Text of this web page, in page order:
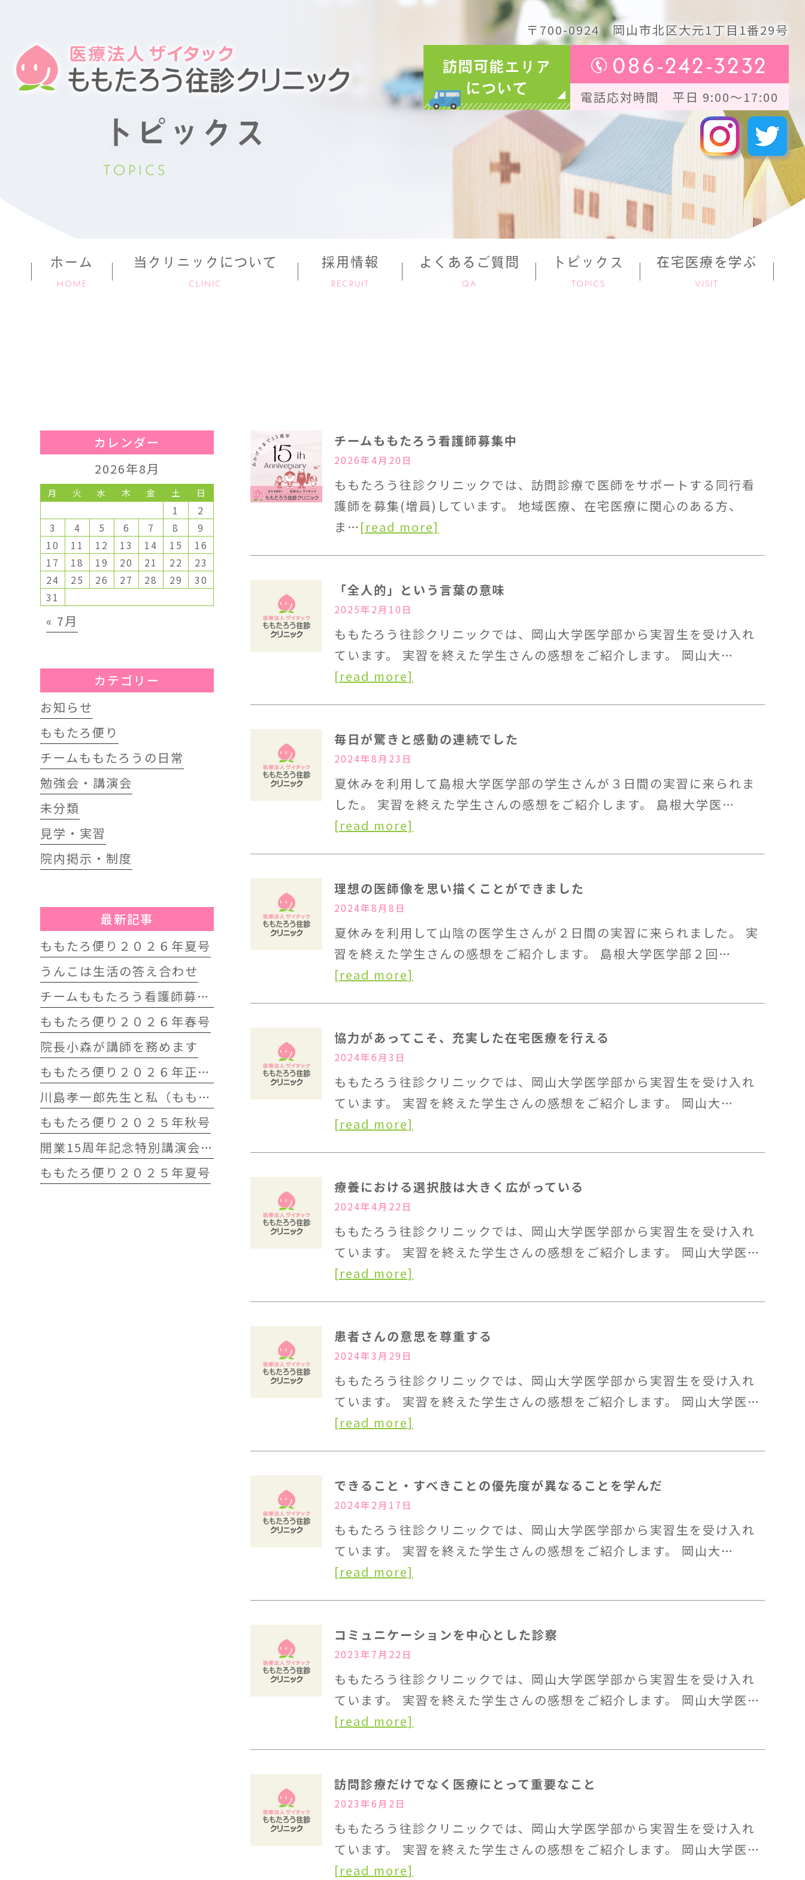
〒700-0924岡山市北区大元1丁目1番29号
086-242-3232
電話応対時間 平日 9:00～17:00
訪問可能エリア
について
トピックス
TOPICS
ホーム
HOME
当クリニックについて
CLINIC
採用情報
RECRUIT
よくあるご質問
QA
トピックス
TOPICS
在宅医療を学ぶ
VISIT
チームももたろう看護師募集中
2026年4月20日
ももたろう往診クリニックでは、訪問診療で医師をサポートする同行看
護師を募集(増員)しています。 地域医療、在宅医療に関心のある方、
ま… [read more]
「全人的」という言葉の意味
2025年2月10日
ももたろう往診クリニックでは、岡山大学医学部から実習生を受け入れ
ています。 実習を終えた学生さんの感想をご紹介します。 岡山大…
[read more]
毎日が驚きと感動の連続でした
2024年8月23日
夏休みを利用して島根大学医学部の学生さんが３日間の実習に来られま
した。 実習を終えた学生さんの感想をご紹介します。 島根大学医…
[read more]
理想の医師像を思い描くことができました
2024年8月8日
夏休みを利用して山陰の医学生さんが２日間の実習に来られました。 実
習を終えた学生さんの感想をご紹介します。 島根大学医学部２回…
[read more]
協力があってこそ、充実した在宅医療を行える
2024年6月3日
ももたろう往診クリニックでは、岡山大学医学部から実習生を受け入れ
ています。 実習を終えた学生さんの感想をご紹介します。 岡山大…
[read more]
療養における選択肢は大きく広がっている
2024年4月22日
ももたろう往診クリニックでは、岡山大学医学部から実習生を受け入れ
ています。 実習を終えた学生さんの感想をご紹介します。 岡山大学医…
[read more]
患者さんの意思を尊重する
2024年3月29日
ももたろう往診クリニックでは、岡山大学医学部から実習生を受け入れ
ています。 実習を終えた学生さんの感想をご紹介します。 岡山大学医…
[read more]
できること・すべきことの優先度が異なることを学んだ
2024年2月17日
ももたろう往診クリニックでは、岡山大学医学部から実習生を受け入れ
ています。 実習を終えた学生さんの感想をご紹介します。 岡山大…
[read more]
コミュニケーションを中心とした診察
2023年7月22日
ももたろう往診クリニックでは、岡山大学医学部から実習生を受け入れ
ています。 実習を終えた学生さんの感想をご紹介します。 岡山大学医…
[read more]
訪問診療だけでなく医療にとって重要なこと
2023年6月2日
ももたろう往診クリニックでは、岡山大学医学部から実習生を受け入れ
ています。 実習を終えた学生さんの感想をご紹介します。 岡山大学医…
[read more]
カレンダー
2026年8月
月 火 水 木 金 土 日
1
2
3
4 5 6 7 8
9
10
11 12 13 14 15
16
17
18 19 20 21 22
23
24
25 26 27 28 29
30
31
« 7月
カテゴリー
お知らせ
ももたろ便り
チームももたろうの日常
勉強会・講演会
未分類
見学・実習
院内掲示・制度
最新記事
ももたろ便り２０２６年夏号
うんこは生活の答え合わせ
チームももたろう看護師募集中
ももたろ便り２０２６年春号
院長小森が講師を務めます
ももたろ便り２０２６年正月号
川島孝一郎先生と私（ももたろう往診クリニック開院15周年記念特別講演会）
ももたろ便り２０２５年秋号
開業15周年記念特別講演会 開催します
ももたろ便り２０２５年夏号